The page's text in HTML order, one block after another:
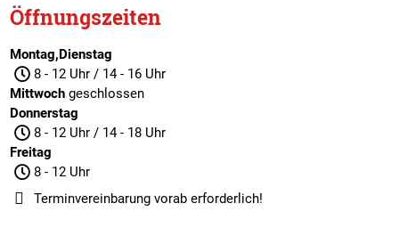
Öffnungszeiten
Montag,Dienstag
8 - 12 Uhr / 14 - 16 Uhr
Mittwochgeschlossen
Donnerstag
8 - 12 Uhr / 14 - 18 Uhr
Freitag
8 - 12 Uhr
Terminvereinbarungvorab erforderlich!